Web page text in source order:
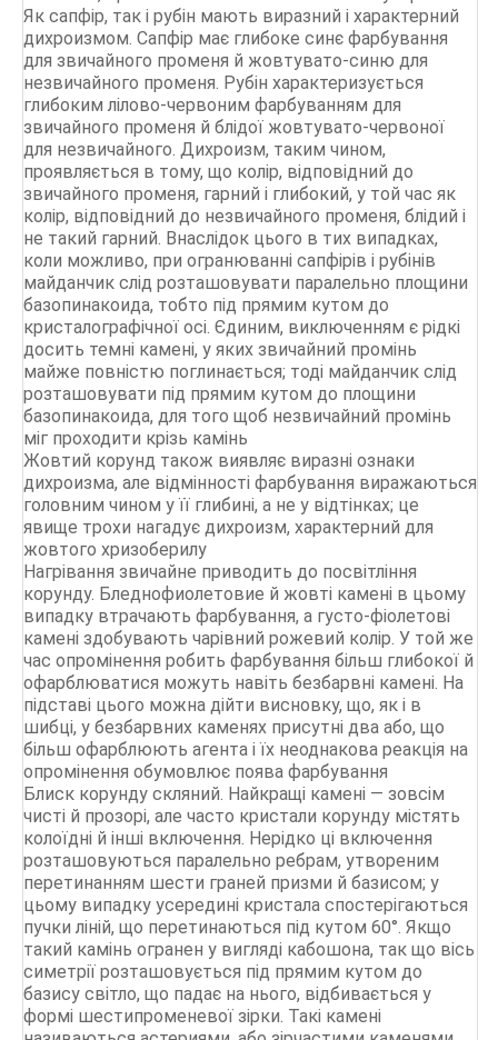
Як сапфір, так і рубін мають виразний і характерний
дихроизмом. Сапфір має глибоке синє фарбування
для звичайного променя й жовтувато-синю для
незвичайного променя. Рубін характеризується
глибоким лілово-червоним фарбуванням для
звичайного променя й блідої жовтувато-червоної
для незвичайного. Дихроизм, таким чином,
проявляється в тому, що колір, відповідний до
звичайного променя, гарний і глибокий, у той час як
колір, відповідний до незвичайного променя, блідий і
не такий гарний. Внаслідок цього в тих випадках,
коли можливо, при огранюванні сапфірів і рубінів
майданчик слід розташовувати паралельно площини
базопинакоида, тобто під прямим кутом до
кристалографічної осі. Єдиним, виключенням є рідкі
досить темні камені, у яких звичайний промінь
майже повністю поглинається; тоді майданчик слід
розташовувати під прямим кутом до площини
базопинакоида, для того щоб незвичайний промінь
міг проходити крізь камінь
Жовтий корунд також виявляє виразні ознаки
дихроизма, але відмінності фарбування виражаються
головним чином у її глибині, а не у відтінках; це
явище трохи нагадує дихроизм, характерний для
жовтого хризоберилу
Нагрівання звичайне приводить до посвітління
корунду. Бледнофиолетовие й жовті камені в цьому
випадку втрачають фарбування, а густо-фіолетові
камені здобувають чарівний рожевий колір. У той же
час опромінення робить фарбування більш глибокої й
офарблюватися можуть навіть безбарвні камені. На
підставі цього можна дійти висновку, що, як і в
шибці, у безбарвних каменях присутні два або, що
більш офарблюють агента і їх неоднакова реакція на
опромінення обумовлює поява фарбування
Блиск корунду скляний. Найкращі камені — зовсім
чисті й прозорі, але часто кристали корунду містять
колоїдні й інші включення. Нерідко ці включення
розташовуються паралельно ребрам, утвореним
перетинанням шести граней призми й базисом; у
цьому випадку усередині кристала спостерігаються
пучки ліній, що перетинаються під кутом 60°. Якщо
такий камінь огранен у вигляді кабошона, так що вісь
симетрії розташовується під прямим кутом до
базису світло, що падає на нього, відбивається у
формі шестипроменевої зірки. Такі камені